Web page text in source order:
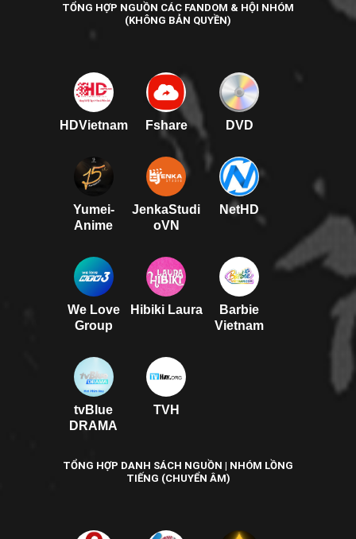
TỔNG HỢP NGUỒN CÁC FANDOM & HỘI NHÓM
(KHÔNG BẢN QUYỀN)
HDVietnam Fshare DVD
Yumei-
Anime
JenkaStudi
oVN
NetHD
We Love
Group
Hibiki Laura
Barbie
Vietnam
tvBlue
DRAMA
TVH
TỔNG HỢP DANH SÁCH NGUỒN | NHÓM LỒNG
TIẾNG (CHUYỂN ÂM)